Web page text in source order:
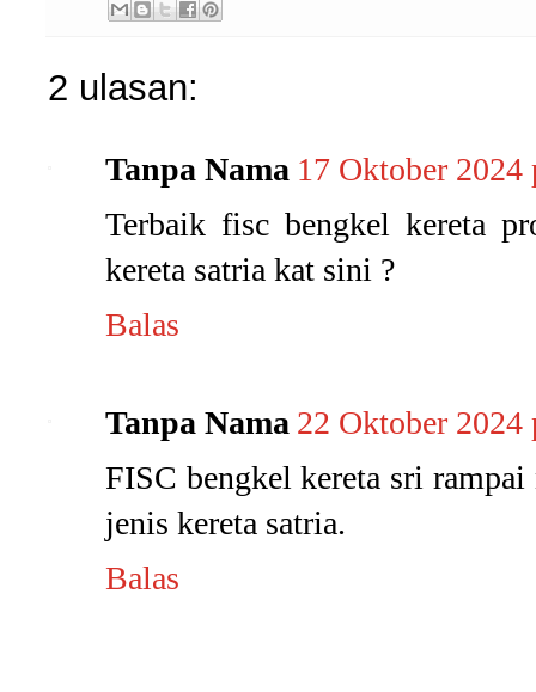
2 ulasan:
Tanpa Nama 17 Oktober 2024
Terbaik fisc bengkel kereta
kereta satria kat sini ?
Balas
Tanpa Nama 22 Oktober 2024
FISC bengkel kereta sri
jenis kereta satria.
Balas